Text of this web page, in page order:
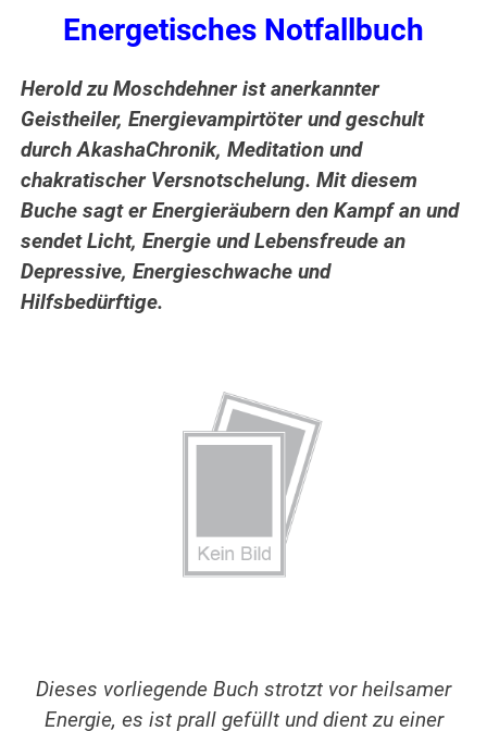
Energetisches Notfallbuch
Herold zu Moschdehner ist anerkannter
Geistheiler, Energievampirtöter und geschult
durch AkashaChronik, Meditation und
chakratischer Versnotschelung. Mit diesem
Buche sagt er Energieräubern den Kampf an und
sendet Licht, Energie und Lebensfreude an
Depressive, Energieschwache und
Hilfsbedürftige.
Dieses vorliegende Buch strotzt vor heilsamer
Energie, es ist prall gefüllt und dient zu einer